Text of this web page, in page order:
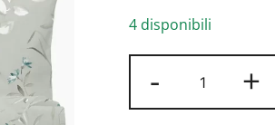
4 disponibili
-
Di
+